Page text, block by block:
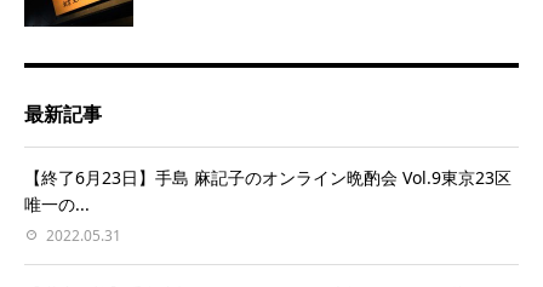
最新記事
【終了6月23日】手島 麻記子のオンライン晩酌会 Vol.9東京23区
唯一の...
2022.05.31